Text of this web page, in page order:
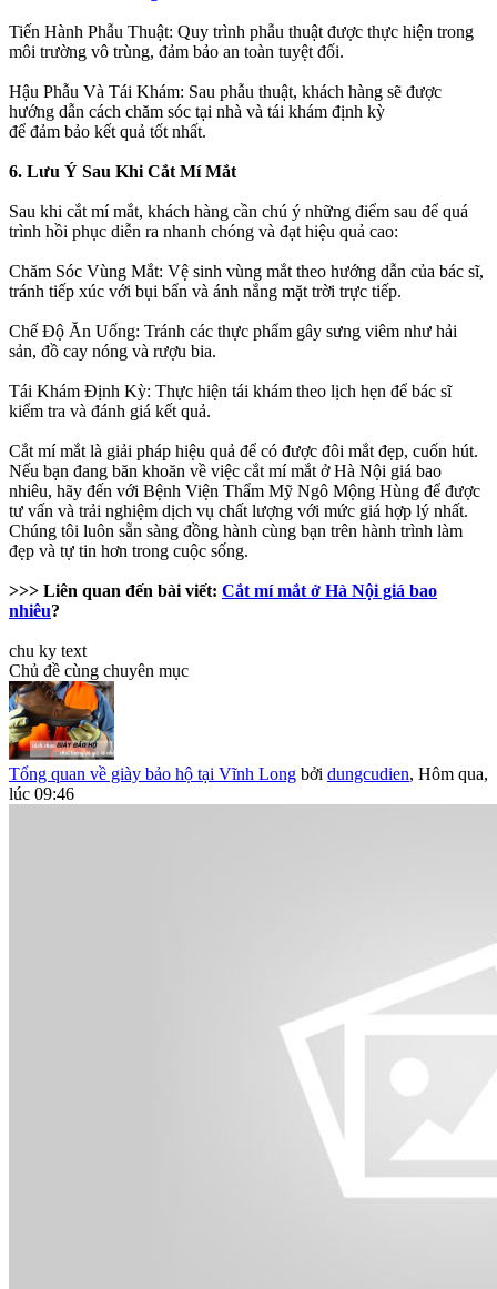
Tiến Hành Phẫu Thuật: Quy trình phẫu thuật được thực hiện trong
môi trường vô trùng, đảm bảo an toàn tuyệt đối.
Hậu Phẫu Và Tái Khám: Sau phẫu thuật, khách hàng sẽ được
hướng dẫn cách chăm sóc tại nhà và tái khám định kỳ
để đảm bảo kết quả tốt nhất.
6. Lưu Ý Sau Khi Cắt Mí Mắt
Sau khi cắt mí mắt, khách hàng cần chú ý những điểm sau để quá
trình hồi phục diễn ra nhanh chóng và đạt hiệu quả cao:
Chăm Sóc Vùng Mắt: Vệ sinh vùng mắt theo hướng dẫn của bác sĩ,
tránh tiếp xúc với bụi bẩn và ánh nắng mặt trời trực tiếp.
Chế Độ Ăn Uống: Tránh các thực phẩm gây sưng viêm như hải
sản, đồ cay nóng và rượu bia.
Tái Khám Định Kỳ: Thực hiện tái khám theo lịch hẹn để bác sĩ
kiểm tra và đánh giá kết quả.
Cắt mí mắt là giải pháp hiệu quả để có được đôi mắt đẹp, cuốn hút.
Nếu bạn đang băn khoăn về việc cắt mí mắt ở Hà Nội giá bao
nhiêu, hãy đến với Bệnh Viện Thẩm Mỹ Ngô Mộng Hùng để được
tư vấn và trải nghiệm dịch vụ chất lượng với mức giá hợp lý nhất.
Chúng tôi luôn sẵn sàng đồng hành cùng bạn trên hành trình làm
đẹp và tự tin hơn trong cuộc sống.
>>> Liên quan đến bài viết: Cắt mí mắt ở Hà Nội giá bao
nhiêu?
chu ky text
Chủ đề cùng chuyên mục
Tổng quan về giày bảo hộ tại Vĩnh Long bởi dungcudien, Hôm qua,
lúc 09:46